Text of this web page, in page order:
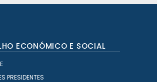
ECONÓMICO E SOCIAL
PRESIDENTES